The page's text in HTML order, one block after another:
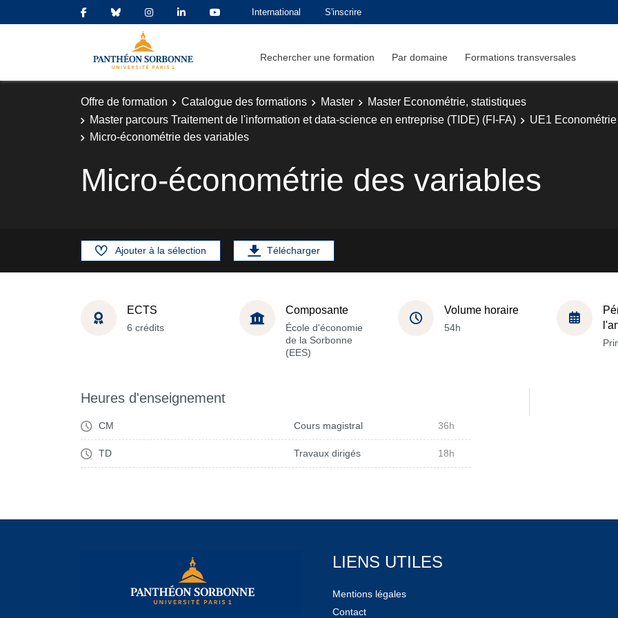
International S'inscrire
Rechercher une formation Par domaine Formations transversales
Offre de formation Catalogue des formations Master
Master Econométrie, statistiques
Master parcours Traitement de l'information et data-science en entreprise (TIDE) (FI-FA)
UE1
Micro-économétrie des variables
Micro-économétrie des variables
Ajouter à la sélection Télécharger
ECTS
6 crédits
Composante
École d'économie
de la Sorbonne
(EES)
Volume horaire
54h
Heures d'enseignement
CM Cours magistral 36h
TD Travaux dirigés 18h
LIENS UTILES
Mentions légales
Contact